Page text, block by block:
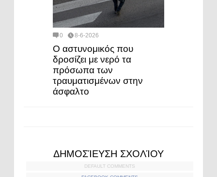
0 8-6-2026
Ο αστυνομικός που
δροσίζει με νερό τα
πρόσωπα των
τραυματισμένων στην
άσφαλτο
ΔΗΜΟΣΊΕΥΣΗ ΣΧΟΛΊΟΥ
DEFAULT COMMENTS